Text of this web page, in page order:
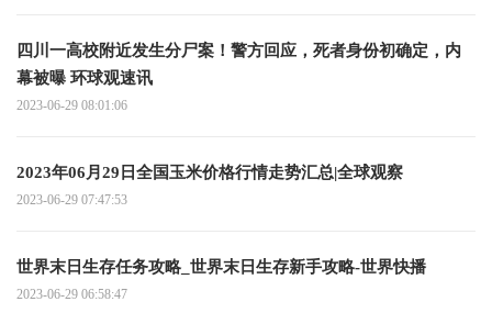
四川一高校附近发生分尸案！警方回应，死者身份初确定，内
幕被曝 环球观速讯
2023-06-29 08:01:06
2023年06月29日全国玉米价格行情走势汇总|全球观察
2023-06-29 07:47:53
世界末日生存任务攻略_世界末日生存新手攻略-世界快播
2023-06-29 06:58:47